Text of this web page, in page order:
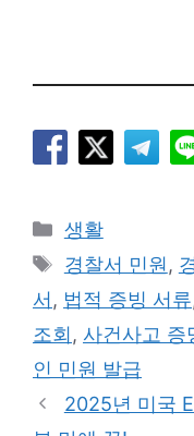
카
테
리
생활
태
그
경찰서 민원,
서, 법적 증빙 서류
조회, 사건사고 증
인 민원 발급
2025년 미국